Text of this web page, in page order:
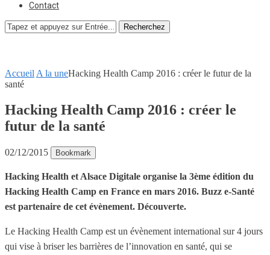
Contact
Recherchez
Accueil A la uneHacking Health Camp 2016 : créer le futur de la
santé
Hacking Health Camp 2016 : créer le
futur de la santé
02/12/2015 Bookmark
Hacking Health et Alsace Digitale organise la 3ème édition du
Hacking Health Camp en France en mars 2016. Buzz e-Santé
est partenaire de cet évènement. Découverte.
Le Hacking Health Camp est un évènement international sur 4 jours
qui vise à briser les barrières de l’innovation en santé, qui se